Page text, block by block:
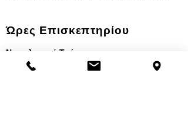
Ώρες Επισκεπτηρίου
Νοσηλευτικά Τμήματα
Χειμερινό ωράριο: 11.00-13.00
17.30-19.30